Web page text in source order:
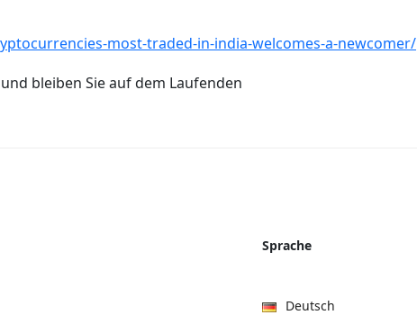
most-traded-in-india-welcomes-a-newcomer/
bleiben Sie auf dem Laufenden
Sprache
Deutsch